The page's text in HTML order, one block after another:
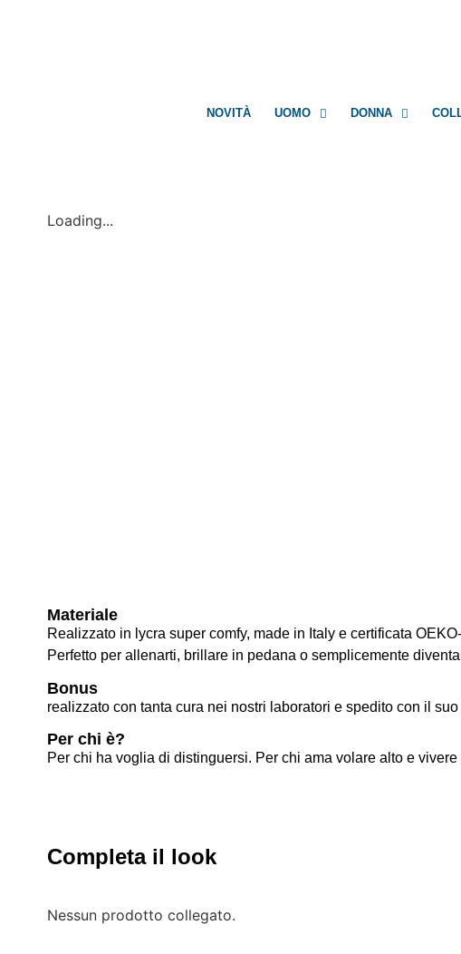
NOVITÀ UOMO DONNA
Loading...
Materiale
Realizzato in lycra super comfy, made in Italy e certificata
Perfetto per allenarti, brillare in pedana o semplicemente
Bonus
realizzato con tanta cura nei nostri laboratori e spedito con il
Per chi è?
Per chi ha voglia di distinguersi. Per chi ama volare alto e
Completa il look
Nessun prodotto collegato.